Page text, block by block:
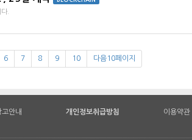
.
6 7 8 9 10 다음10페이지
고안내 개인정보취급방침 이용약관